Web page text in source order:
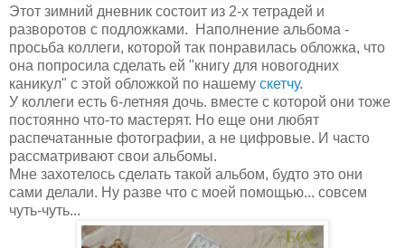
Этот зимний дневник состоит из 2-х тетрадей и
разворотов с подложками. Наполнение альбома -
просьба коллеги, которой так понравилась обложка, что
она попросила сделать ей "книгу для новогодних
каникул" с этой обложкой по нашему скетчу.
У коллеги есть 6-летняя дочь. вместе с которой они тоже
постоянно что-то мастерят. Но еще они любят
распечатанные фотографии, а не цифровые. И часто
рассматривают свои альбомы.
Мне захотелось сделать такой альбом, будто это они
сами делали. Ну разве что с моей помощью... совсем
чуть-чуть...